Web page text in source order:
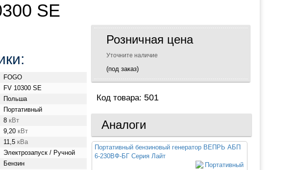
SE
FOGO
FV 10300 SE
Польша
Портативный
8 кВт
9,20 кВт
11,5 кВа
Электрозапуск / Ручной
Бензин
Розничная цена
Уточните наличие
(под заказ)
Код товара: 501
Аналоги
Портативный бензиновый генератор ВЕПРЬ АБП
6-230ВФ-БГ Серия Лайт